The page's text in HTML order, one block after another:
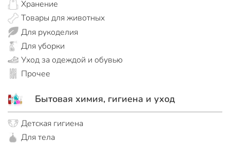
Хранение
Товары для животных
Для рукоделия
Для уборки
Уход за одеждой и обувью
Прочее
Бытовая химия, гигиена и уход
Детская гигиена
Для тела